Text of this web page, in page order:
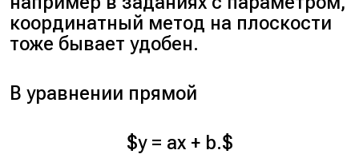
координатный метод на плоскости
тоже бывает удобен.
В уравнении прямой
$y = ax + b.$